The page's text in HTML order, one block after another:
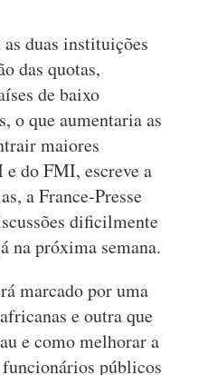
duas instituições
das quotas,
de baixo
o que aumentaria as
maiores
do FMI, escreve a
a France-Presse
dificilmente
na próxima semana.
marcado por uma
e outra que
e como melhorar a
funcionários públicos